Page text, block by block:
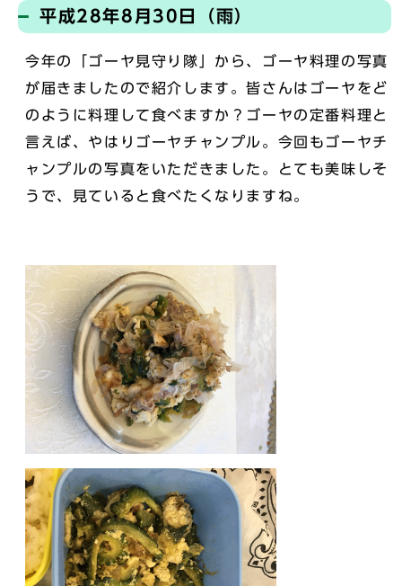
平成28年8月30日（雨）
今年の「ゴーヤ見守り隊」から、ゴーヤ料理の写真
が届きましたので紹介します。皆さんはゴーヤをど
のように料理して食べますか？ゴーヤの定番料理と
言えば、やはりゴーヤチャンプル。今回もゴーヤチ
ャンプルの写真をいただきました。とても美味しそ
うで、見ていると食べたくなりますね。